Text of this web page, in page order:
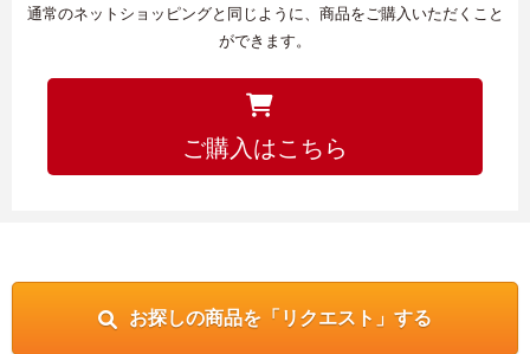
通常のネットショッピングと同じように、商品をご購入いただくこと
ができます。
ご購入はこちら
お探しの商品を「リクエスト」する